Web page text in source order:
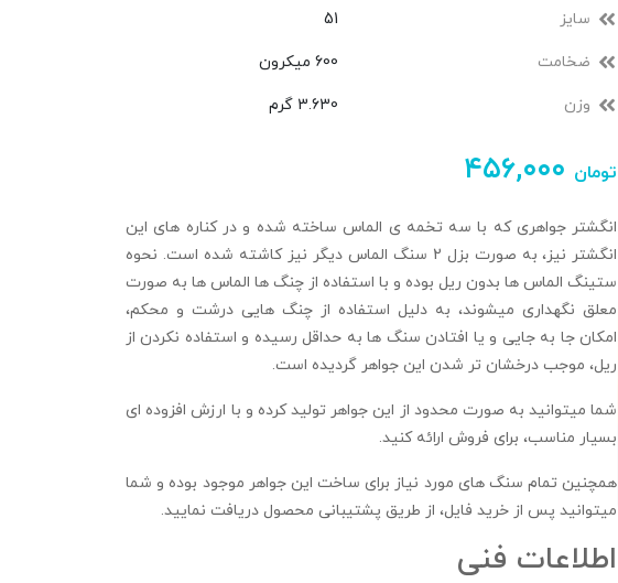
سایز 51
ضخامت 600 میکرون
وزن 3.630 گرم
۴۵۶,۰۰۰ تومان
انگشتر جواهری که با سه تخمه ی الماس ساخته شده و در کناره های این
انگشتر نیز، به صورت بزل 2 سنگ الماس دیگر نیز کاشته شده است. نحوه
ستینگ الماس ها بدون ریل بوده و با استفاده از چنگ ها الماس ها به صورت
معلق نگهداری میشوند، به دلیل استفاده از چنگ هایی درشت و محکم،
امکان جا به جایی و یا افتادن سنگ ها به حداقل رسیده و استفاده نکردن از
ریل، موجب درخشان تر شدن این جواهر گردیده است.
شما میتوانید به صورت محدود از این جواهر تولید کرده و با ارزش افزوده ای
بسیار مناسب، برای فروش ارائه کنید.
همچنین تمام سنگ های مورد نیاز برای ساخت این جواهر موجود بوده و شما
میتوانید پس از خرید فایل، از طریق پشتیبانی محصول دریافت نمایید.
اطلاعات فنی